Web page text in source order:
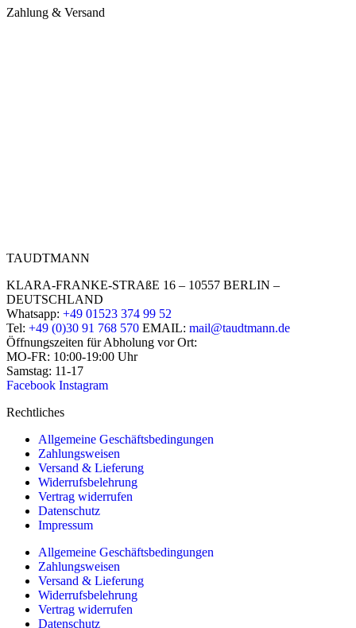
Zahlung & Versand
TAUDTMANN
KLARA-FRANKE-STRAßE 16 – 10557 BERLIN –
DEUTSCHLAND
Whatsapp: +49 01523 374 99 52
Tel: +49 (0)30 91 768 570 EMAIL: mail@taudtmann.de
Öffnungszeiten für Abholung vor Ort:
MO-FR: 10:00-19:00 Uhr
Samstag: 11-17
Facebook Instagram
Rechtliches
Allgemeine Geschäftsbedingungen
Zahlungsweisen
Versand & Lieferung
Widerrufsbelehrung
Vertrag widerrufen
Datenschutz
Impressum
Allgemeine Geschäftsbedingungen
Zahlungsweisen
Versand & Lieferung
Widerrufsbelehrung
Vertrag widerrufen
Datenschutz